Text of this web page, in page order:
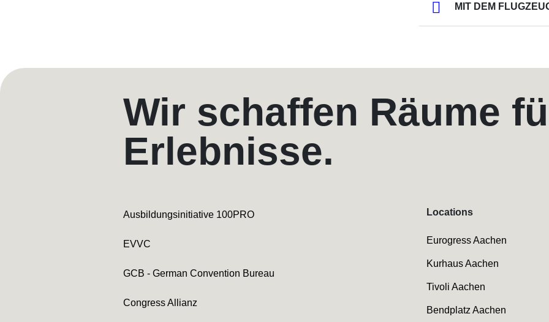
MIT DEM
Wir schaffen Räume
Erlebnisse.
Ausbildungsinitiative 100PRO
EVVC
GCB - German Convention Bureau
Congress Allianz
Locations
Eurogress Aachen
Kurhaus Aachen
Tivoli Aachen
Bendplatz Aachen